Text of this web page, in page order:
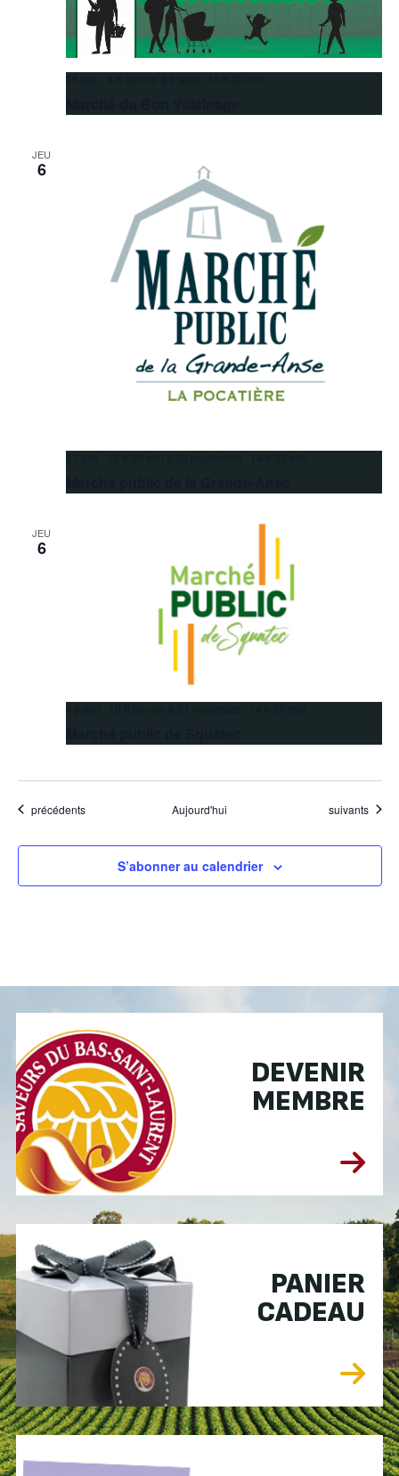
JEU
6
JEU
6
Évènements
précédents Aujourd'hui Évènements
suivants
S’abonner au calendrier
DEVENIR
MEMBRE
PANIER
CADEAU